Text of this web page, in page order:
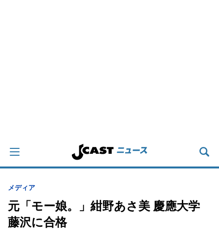
メディア
元「モー娘。」紺野あさ美 慶應大学
藤沢に合格